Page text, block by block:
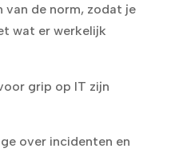
de norm, zodat je
wat er werkelijk
grip op IT zijn
over incidenten en